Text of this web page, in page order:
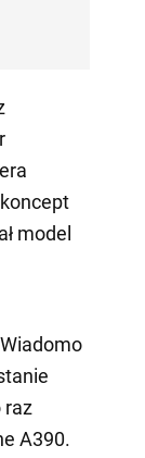
model
raz
A390.